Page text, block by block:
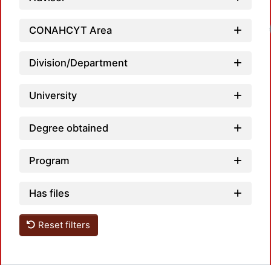
CONAHCYT Area
Division/Department
University
Degree obtained
Program
Has files
Reset filters